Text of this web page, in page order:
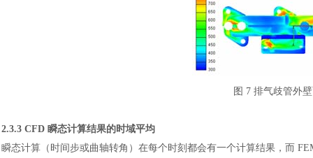
图 7 排气歧管外
2.3.3 CFD 瞬态计算结果的时域平均
瞬态计算（时间步或曲轴转角）在每个时刻都会有一个计算结果，而